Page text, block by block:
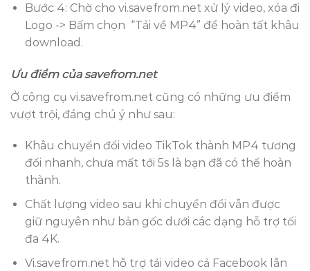
Bước 4: Chờ cho vi.savefrom.net xử lý video, xóa đi
Logo -> Bấm chọn “Tải về MP4” để hoàn tất khâu
download.
Ưu điểm của savefrom.net
Ở công cụ vi.savefrom.net cũng có những ưu điểm
vượt trội, đáng chú ý như sau:
Khâu chuyển đổi video TikTok thành MP4 tương
đối nhanh, chưa mất tới 5s là bạn đã có thể hoàn
thành.
Chất lượng video sau khi chuyển đổi vẫn được
giữ nguyên như bản gốc dưới các dạng hỗ trợ tối
đa 4K.
Vi.savefrom.net hỗ trợ tải video cả Facebook lẫn